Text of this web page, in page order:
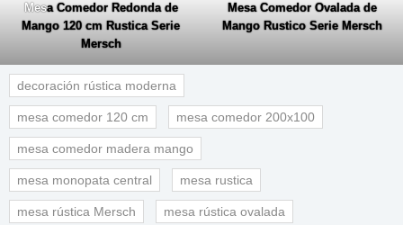
Mesa Comedor Redonda de
Mango 120 cm Rustica Serie
Mersch
Mesa Comedor Ovalada de
Mango Rustico Serie Mersch
decoración rústica moderna
mesa comedor 120 cm mesa comedor 200x100
mesa comedor madera mango
mesa monopata central mesa rustica
mesa rústica Mersch mesa rústica ovalada